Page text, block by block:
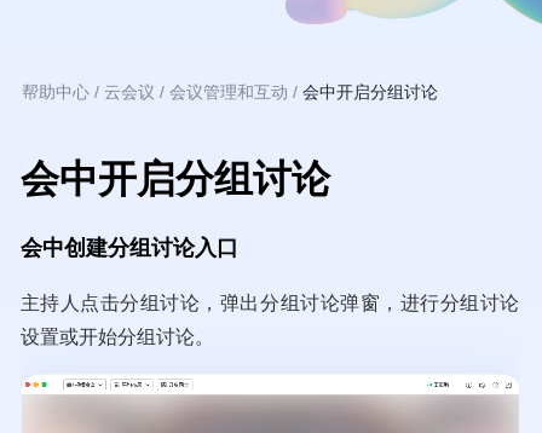
面
帮助中心 云会议 会议管理和互动 会中开启分组讨论
会中开启分组讨论
会中创建分组讨论入口
主持人点击分组讨论，弹出分组讨论弹窗，进行分组讨论
设置或开始分组讨论。
Video